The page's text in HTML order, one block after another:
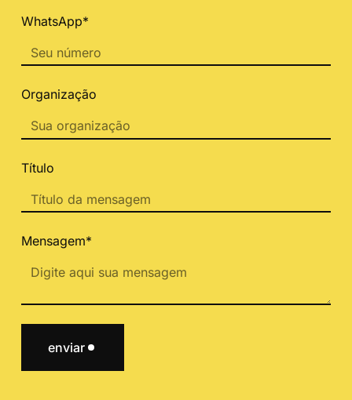
WhatsApp*
Organização
Título
Mensagem*
enviar